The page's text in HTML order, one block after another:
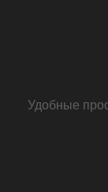
Удобные